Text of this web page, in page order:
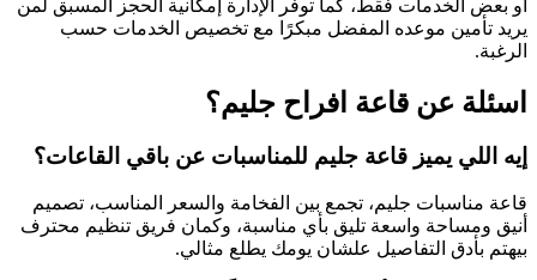
أو بعض الخدمات فقط، كما توفر الإدارة إمكانية الحجز المسبق لمن
يريد تأمين موعده المفضل مبكرًا مع تخصيص الخدمات حسب
الرغبة.
اسئلة عن قاعة افراح جليم؟
إيه اللي يميز قاعة جليم للمناسبات عن باقي القاعات؟
قاعة مناسبات جليم، تجمع بين الفخامة والسعر المناسب، تصميم
أنيق ومساحة واسعة تليق بأي مناسبة، وكمان فريق تنظيم محترف
بيهتم بأدق التفاصيل علشان يومك يطلع مثالي.